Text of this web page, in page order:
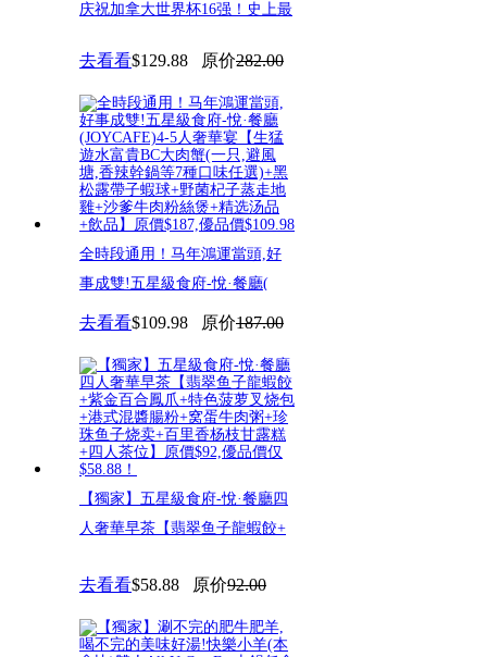
庆祝加拿大世界杯16强！史上最
去看看$129.88 原价282.00
全時段通用！马年鴻運當頭,好
事成雙!五星級食府-悅·餐廳(
去看看$109.98 原价187.00
【獨家】五星級食府-悅·餐廳四
人奢華早茶【翡翠鱼子龍蝦餃+
去看看$58.88 原价92.00